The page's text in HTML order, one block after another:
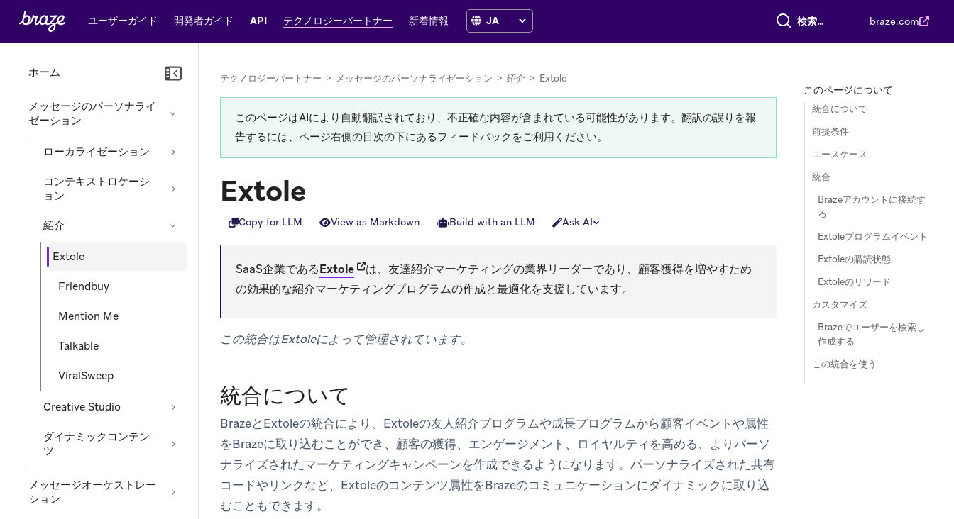
ユーザーガイド 開発者ガイド API テクノロジーパートナー 新着情報 すべて検索 braze.com
ホーム
メッセージのパーソナライ
ゼーション
ローカライゼーション
コンテキストロケーシ
ョン
紹介
Extole
Friendbuy
Mention Me
Talkable
ViralSweep
Creative Studio
ダイナミックコンテン
ツ
メッセージオーケストレー
ション
テクノロジーパートナー > メッセージのパーソナライゼーション > 紹介 > Extole
このページはAIにより自動翻訳されており、不正確な内容が含まれている可能性があります。翻訳の誤りを報
告するには、ページ右側の目次の下にあるフィードバックをご利用ください。
Extole
Copy for LLM View as Markdown Build with an LLM Ask AI
SaaS企業であるExtole(opens in new tab)
は、友達紹介マーケティングの業界リーダーであり、顧客獲得を増やすため
の効果的な紹介マーケティングプログラムの作成と最適化を支援しています。
この統合はExtoleによって管理されています。
統合について
BrazeとExtoleの統合により、Extoleの友人紹介プログラムや成長プログラムから顧客イベントや属性
をBrazeに取り込むことができ、顧客の獲得、エンゲージメント、ロイヤルティを高める、よりパーソ
ナライズされたマーケティングキャンペーンを作成できるようになります。パーソナライズされた共有
コードやリンクなど、Extoleのコンテンツ属性をBrazeのコミュニケーションにダイナミックに取り込
むこともできます。
このページについて
統合について
前提条件
ユースケース
統合
Brazeアカウントに接続す
る
Extoleプログラムイベント
Extoleの購読状態
Extoleのリワード
カスタマイズ
Brazeでユーザーを検索し
作成する
この統合を使う